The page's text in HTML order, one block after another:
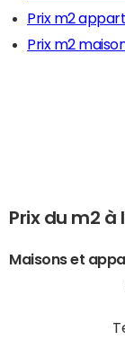
Prix m2
Prix m2
Prix du m2
Maisons et